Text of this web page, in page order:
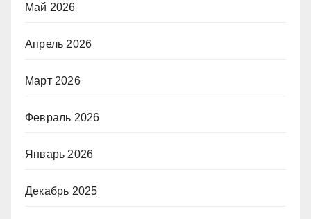
Май 2026
Апрель 2026
Март 2026
Февраль 2026
Январь 2026
Декабрь 2025